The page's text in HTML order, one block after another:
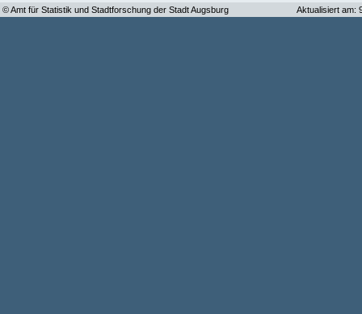
© Amt für Statistik und Stadtforschung der Stadt Augsburg Aktualisiert am: